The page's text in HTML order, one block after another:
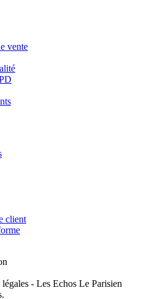
vente
client
- Les Echos Le Parisien